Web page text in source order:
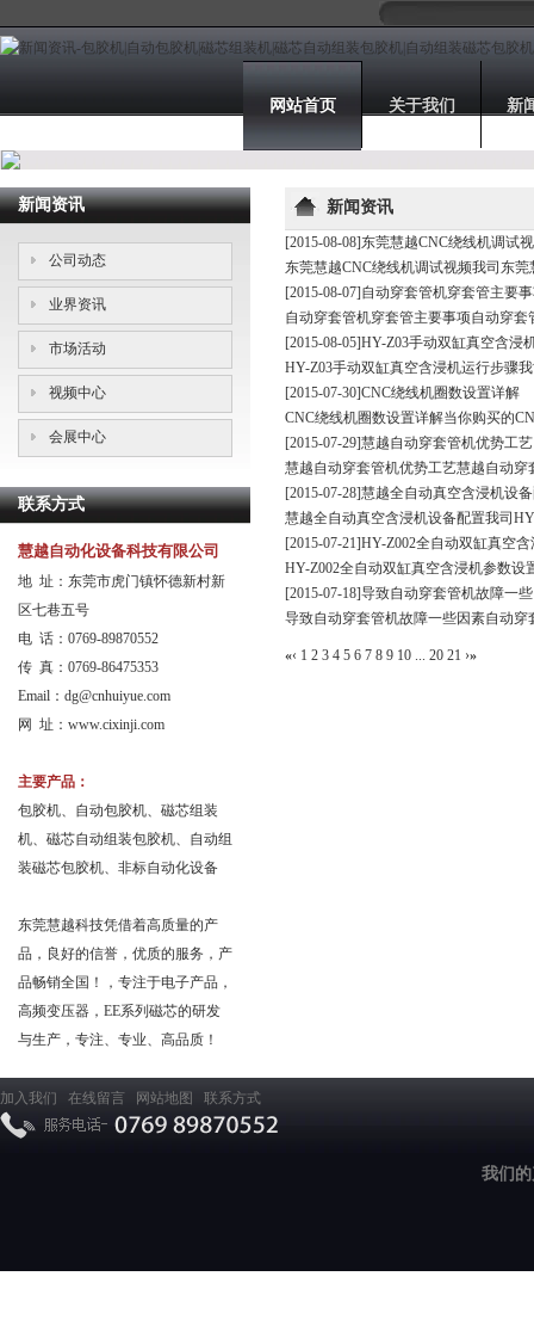
网站首页 关于我们 新
新闻资讯
公司动态
业界资讯
市场活动
视频中心
会展中心
联系方式
慧越自动化设备科技有限公司
地 址：东莞市虎门镇怀德新村新
区七巷五号
电 话：0769-89870552
传 真：0769-86475353
Email： dg@cnhuiyue.com
网 址：www.cixinji.com
主要产品：
包胶机、自动包胶机、磁芯组装
机、磁芯自动组装包胶机、自动组
装磁芯包胶机、非标自动化设备
东莞慧越科技凭借着高质量的产
品，良好的信誉，优质的服务，产
品畅销全国！，专注于电子产品，
高频变压器，EE系列磁芯的研发
与生产，专注、专业、高品质！
新闻资讯
[2015-08-08]东莞慧越CNC绕线机调试
东莞慧越CNC绕线机调试视频我司东
[2015-08-07]自动穿套管机穿套管主要
自动穿套管机穿套管主要事项自动穿
[2015-08-05]HY-Z03手动双缸真空含浸
HY-Z03手动双缸真空含浸机运行步骤
[2015-07-30]CNC绕线机圈数设置详解
CNC绕线机圈数设置详解当你购买的
[2015-07-29]慧越自动穿套管机优势工艺
慧越自动穿套管机优势工艺慧越自动穿
[2015-07-28]慧越全自动真空含浸机设
慧越全自动真空含浸机设备配置我司
[2015-07-21]HY-Z002全自动双缸真空
HY-Z002全自动双缸真空含浸机参数设
[2015-07-18]导致自动穿套管机故障一
导致自动穿套管机故障一些因素自动
«‹ 1 2 3 4 5 6 7 8 9 10 ... 20 21 ›»
加入我们 在线留言 网站地图 联系方式
我们